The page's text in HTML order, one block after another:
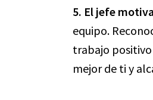
5. El jefe
equipo.
trabajo
mejor de ti y